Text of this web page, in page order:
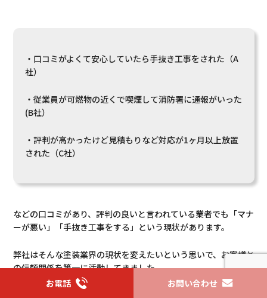
・口コミがよくて安心していたら手抜き工事をされた（A
社）
・従業員が可燃物の近くで喫煙して消防署に通報がいった
(B社）
・評判が高かったけど見積もりなど対応が1ヶ月以上放置
された（C社）
などの口コミがあり、評判の良いと言われている業者でも「マナ
ーが悪い」「手抜き工事をする」という現状があります。
弊社はそんな塗装業界の現状を変えたいという思いで、お客様と
の信頼関係を第一に活動してきました。
お電話
お問い合わせ